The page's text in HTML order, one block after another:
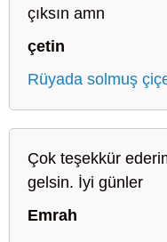
çıksın amn
çetin
Rüyada solmuş
Çok teşekkür
gelsin. İyi günler
Emrah